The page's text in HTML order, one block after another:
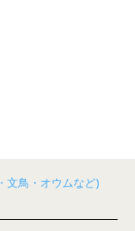
文鳥・オウムなど)